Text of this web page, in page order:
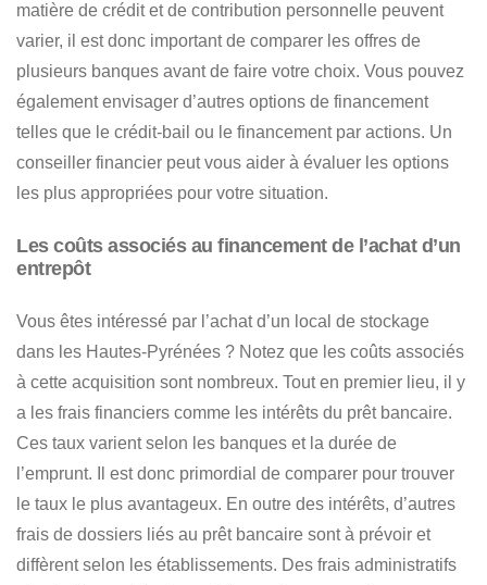
matière de crédit et de contribution personnelle peuvent
varier, il est donc important de comparer les offres de
plusieurs banques avant de faire votre choix. Vous pouvez
également envisager d’autres options de financement
telles que le crédit-bail ou le financement par actions. Un
conseiller financier peut vous aider à évaluer les options
les plus appropriées pour votre situation.
Les coûts associés au financement de l’achat d’un
entrepôt
Vous êtes intéressé par l’achat d’un local de stockage
dans les Hautes-Pyrénées ? Notez que les coûts associés
à cette acquisition sont nombreux. Tout en premier lieu, il y
a les frais financiers comme les intérêts du prêt bancaire.
Ces taux varient selon les banques et la durée de
l’emprunt.
Il est donc primordial de comparer pour trouver
le taux le plus avantageux. En outre des intérêts, d’autres
frais de dossiers liés au prêt bancaire sont à prévoir et
diffèrent selon les établissements. Des frais administratifs